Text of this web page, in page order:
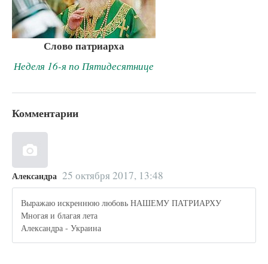
Слово патриарха
Неделя 16-я по Пятидесятнице
Комментарии
Александра 25 октября 2017, 13:48
Выражаю искреннюю любовь НАШЕМУ ПАТРИАРХУ
Многая и благая лета
Александра - Украина